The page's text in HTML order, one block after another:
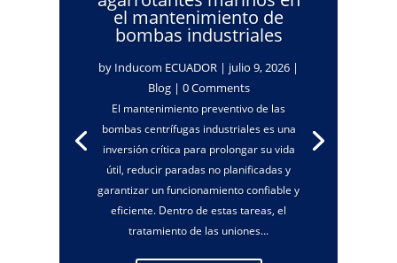
el mantenimiento de
bombas industriales
by Inducom ECUADOR | julio 9, 2026 |
Blog| 0 Comments
El mantenimiento preventivo de las
bombas centrífugas industriales es una
inversión crítica para prolongar su vida
útil, reducir paradas no planificadas y
garantizar un funcionamiento confiable y
eficiente. Dentro de estas tareas, el
tratamiento de las uniones...